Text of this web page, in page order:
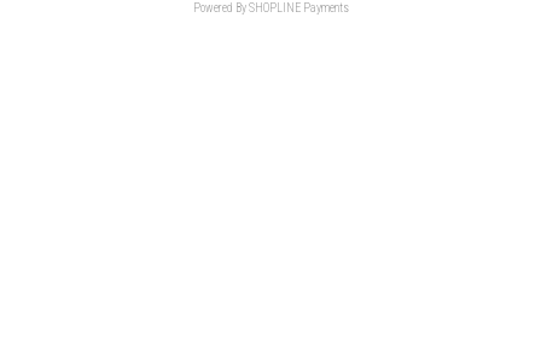
Powered BySHOPLINE Payments